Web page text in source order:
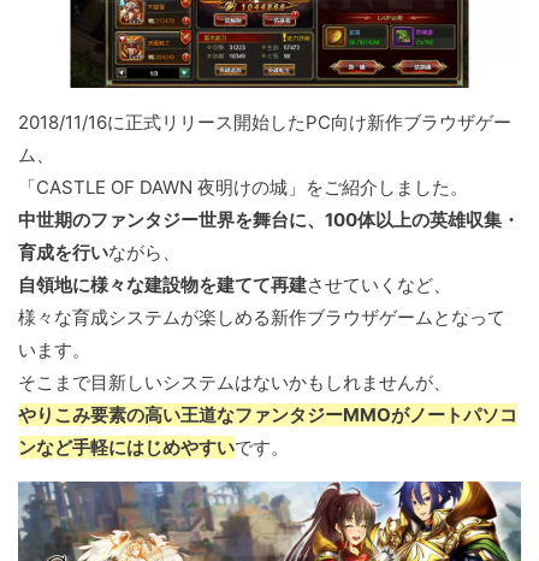
2018/11/16に正式リリース開始したPC向け新作ブラウザゲー
ム、
「CASTLE OF DAWN 夜明けの城」をご紹介しました。
中世期のファンタジー世界を舞台に、100体以上の英雄収集・
育成を行いながら、
自領地に様々な建設物を建てて再建させていくなど、
様々な育成システムが楽しめる新作ブラウザゲームとなって
います。
そこまで目新しいシステムはないかもしれませんが、
やりこみ要素の高い王道なファンタジーMMOがノートパソコ
ンなど手軽にはじめやすいです。